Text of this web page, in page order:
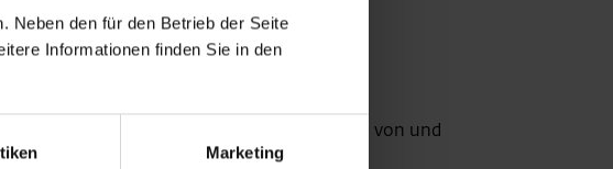
Neben den für den Betrieb der Seite
Informationen finden Sie in den
Marketing
mit der S7 oder Railjet-Verbindungen von und